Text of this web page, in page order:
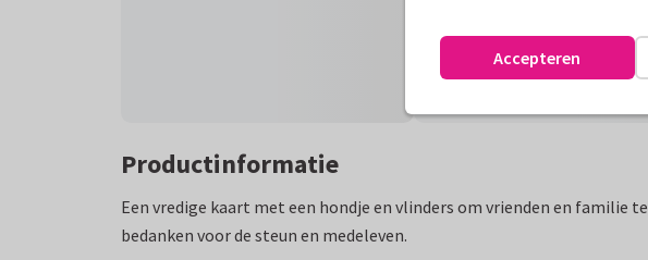
Productinformatie
Een vredige kaart met een hondje en vlinders om vrienden en familie te
bedanken voor de steun en medeleven.
Accepteren